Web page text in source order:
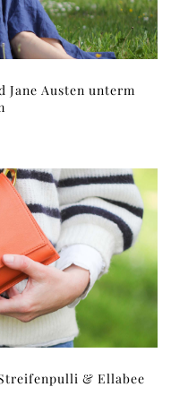
Austen unterm
& Ellabee